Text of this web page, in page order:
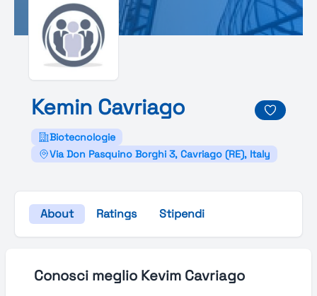
Kemin Cavriago
Biotecnologie
Via Don Pasquino Borghi 3, Cavriago (RE), Italy
About Ratings Stipendi
Conosci meglio Kevim Cavriago